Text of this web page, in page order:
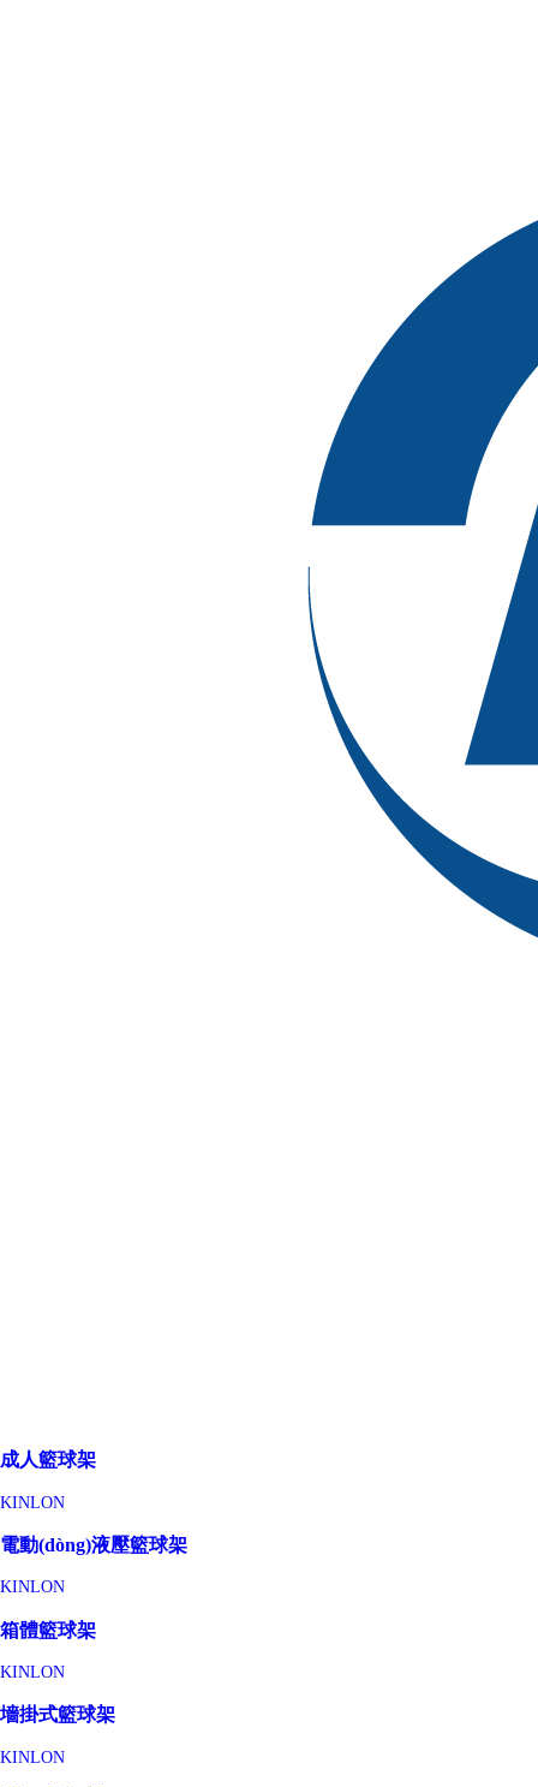
成人籃球架
KINLON
電動(dòng)液壓籃球架
KINLON
箱體籃球架
KINLON
墻掛式籃球架
KINLON